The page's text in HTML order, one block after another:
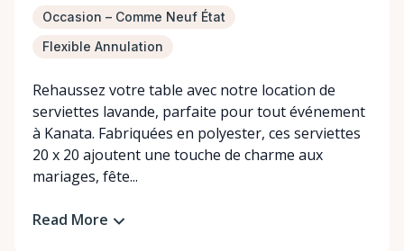
Occasion – Comme Neuf État
Flexible Annulation
Rehaussez votre table avec notre location de
serviettes lavande, parfaite pour tout événement
à Kanata. Fabriquées en polyester, ces serviettes
20 x 20 ajoutent une touche de charme aux
mariages, fête...
Read More